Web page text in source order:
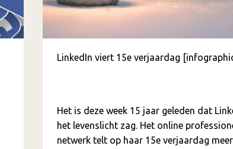
LinkedIn viert 15e verjaardag
Het is deze week 15 jaar geleden dat
het levenslicht zag. Het online
netwerk telt op haar 15e verjaardag